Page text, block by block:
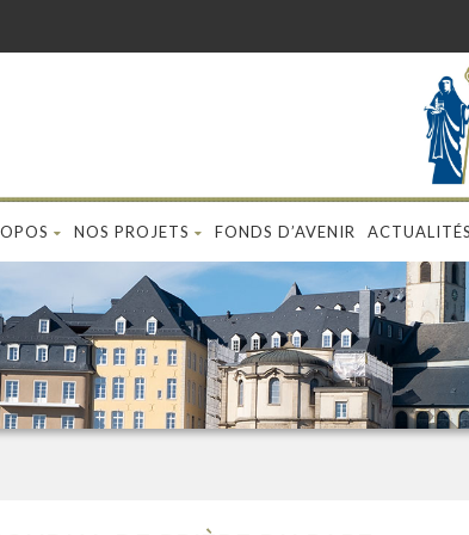
NOS PROJETS FONDS D’AVENIR ACTUALITÉS